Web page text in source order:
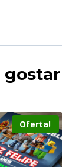
gostar
Oferta!